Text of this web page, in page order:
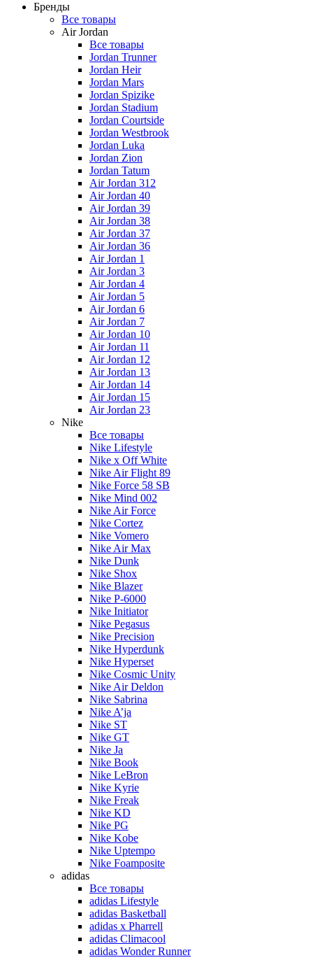
Бренды
Все товары
Air Jordan
Все товары
Jordan Trunner
Jordan Heir
Jordan Mars
Jordan Spizike
Jordan Stadium
Jordan Courtside
Jordan Westbrook
Jordan Luka
Jordan Zion
Jordan Tatum
Air Jordan 312
Air Jordan 40
Air Jordan 39
Air Jordan 38
Air Jordan 37
Air Jordan 36
Air Jordan 1
Air Jordan 3
Air Jordan 4
Air Jordan 5
Air Jordan 6
Air Jordan 7
Air Jordan 10
Air Jordan 11
Air Jordan 12
Air Jordan 13
Air Jordan 14
Air Jordan 15
Air Jordan 23
Nike
Все товары
Nike Lifestyle
Nike x Off White
Nike Air Flight 89
Nike Force 58 SB
Nike Mind 002
Nike Air Force
Nike Cortez
Nike Vomero
Nike Air Max
Nike Dunk
Nike Shox
Nike Blazer
Nike P-6000
Nike Initiator
Nike Pegasus
Nike Precision
Nike Hyperdunk
Nike Hyperset
Nike Cosmic Unity
Nike Air Deldon
Nike Sabrina
Nike A’ja
Nike ST
Nike GT
Nike Ja
Nike Book
Nike LeBron
Nike Kyrie
Nike Freak
Nike KD
Nike PG
Nike Kobe
Nike Uptempo
Nike Foamposite
adidas
Все товары
adidas Lifestyle
adidas Basketball
adidas x Pharrell
adidas Climacool
adidas Wonder Runner